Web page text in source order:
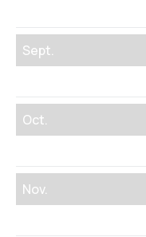
Sept.
Oct.
Nov.